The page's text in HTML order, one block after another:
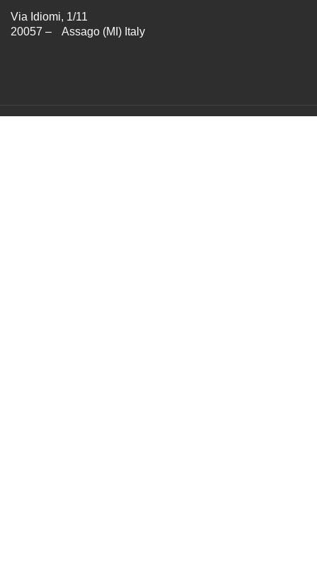
Via Idiomi, 1/11
20057 – Assago (MI) Italy